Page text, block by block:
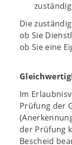
Die
ob Sie
ob Sie eine
Im
Prüfung der
der Prüfung
Bescheid